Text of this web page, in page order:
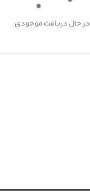
در حال دریافت موجودی